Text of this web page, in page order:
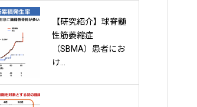
【研究紹介】球脊髄
性筋萎縮症
（SBMA）患者にお
け...